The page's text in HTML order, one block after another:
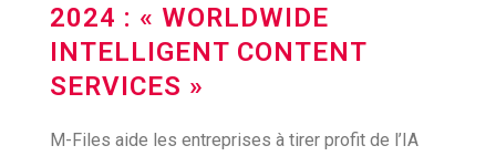
2024 : « WORLDWIDE
INTELLIGENT CONTENT
SERVICES »
M-Files aide les entreprises à tirer profit de l’IA